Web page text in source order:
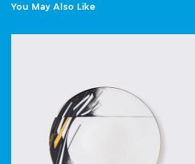
You May Also Like